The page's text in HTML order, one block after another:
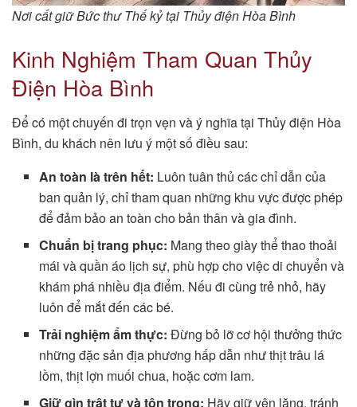
Nơi cất giữ Bức thư Thế kỷ tại Thủy điện Hòa Bình
Kinh Nghiệm Tham Quan Thủy
Điện Hòa Bình
Để có một chuyến đi trọn vẹn và ý nghĩa tại Thủy điện Hòa
Bình, du khách nên lưu ý một số điều sau:
An toàn là trên hết: Luôn tuân thủ các chỉ dẫn của
ban quản lý, chỉ tham quan những khu vực được phép
để đảm bảo an toàn cho bản thân và gia đình.
Chuẩn bị trang phục: Mang theo giày thể thao thoải
mái và quần áo lịch sự, phù hợp cho việc di chuyển và
khám phá nhiều địa điểm. Nếu đi cùng trẻ nhỏ, hãy
luôn để mắt đến các bé.
Trải nghiệm ẩm thực: Đừng bỏ lỡ cơ hội thưởng thức
những đặc sản địa phương hấp dẫn như thịt trâu lá
lồm, thịt lợn muối chua, hoặc cơm lam.
Giữ gìn trật tự và tôn trọng: Hãy giữ yên lặng, tránh